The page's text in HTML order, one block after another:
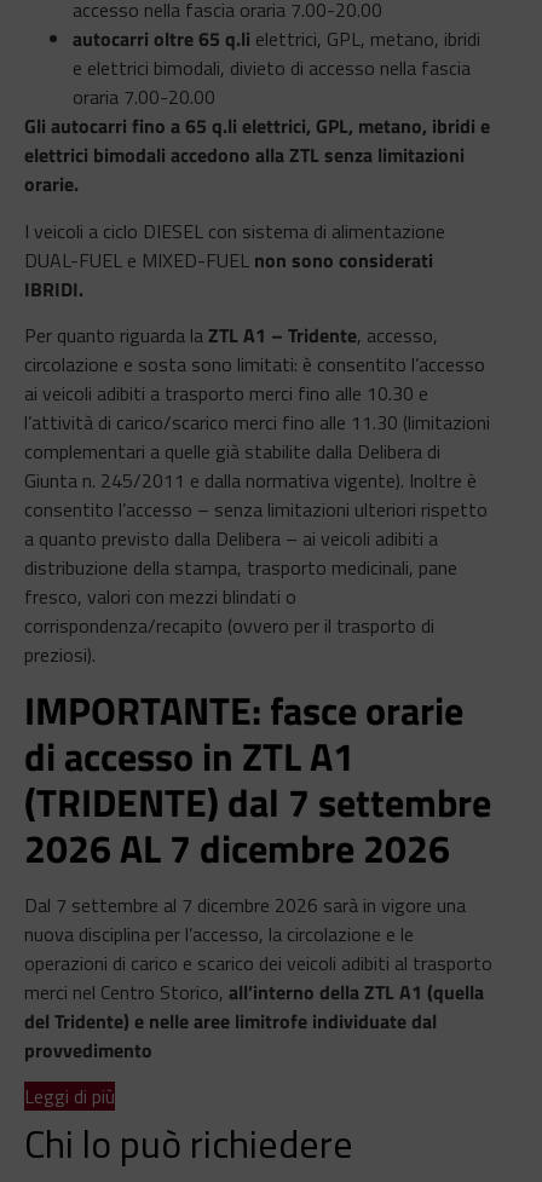
accesso nella fascia oraria 7.00-20.00
autocarri oltre 65 q.li elettrici, GPL, metano, ibridi
e elettrici bimodali, divieto di accesso nella fascia
oraria 7.00-20.00
Gli autocarri fino a 65 q.li elettrici, GPL, metano, ibridi e
elettrici bimodali accedono alla ZTL senza limitazioni
orarie.
I veicoli a ciclo DIESEL con sistema di alimentazione
DUAL-FUEL e MIXED-FUEL non sono considerati
IBRIDI.
Per quanto riguarda la ZTL A1 – Tridente, accesso,
circolazione e sosta sono limitati: è consentito l’accesso
ai veicoli adibiti a trasporto merci fino alle 10.30 e
l’attività di carico/scarico merci fino alle 11.30 (limitazioni
complementari a quelle già stabilite dalla Delibera di
Giunta n. 245/2011 e dalla normativa vigente). Inoltre è
consentito l’accesso – senza limitazioni ulteriori rispetto
a quanto previsto dalla Delibera – ai veicoli adibiti a
distribuzione della stampa, trasporto medicinali, pane
fresco, valori con mezzi blindati o
corrispondenza/recapito (ovvero per il trasporto di
preziosi).
IMPORTANTE: fasce orarie
di accesso in ZTL A1
(TRIDENTE) dal 7 settembre
2026 AL 7 dicembre 2026
Dal 7 settembre al 7 dicembre 2026 sarà in vigore una
nuova disciplina per l’accesso, la circolazione e le
operazioni di carico e scarico dei veicoli adibiti al trasporto
merci nel Centro Storico, all’interno della ZTL A1 (quella
del Tridente) e nelle aree limitrofe individuate dal
provvedimento
Leggi di più
Chi lo può richiedere